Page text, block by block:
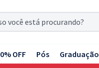
OFF Pós Graduação